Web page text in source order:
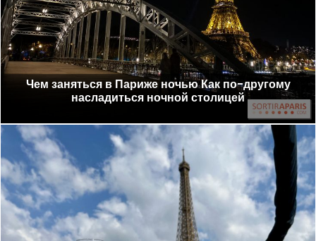
Чем заняться в Париже ночью Как по-другому
насладиться ночной столицей